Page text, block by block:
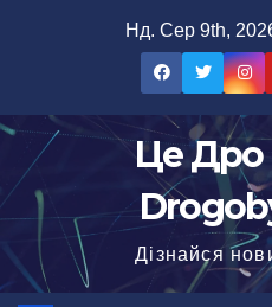
Нд. Сер 9th,
Це Дро
Дізнайся